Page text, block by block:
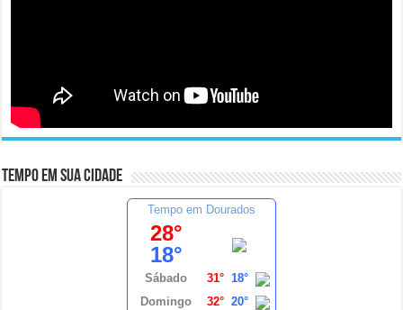
Tempo em sua cidade
Tempo em Dourados
28°
18°
Sábado 31° 18°
Domingo
32° 20°